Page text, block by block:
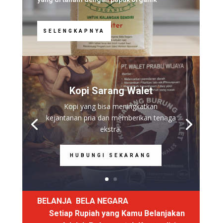
SELENGKAPNYA
Kopi Sarang Walet
Kopi yang bisa meningkatkan
kejantanan pria dan memberikan tenaga
ekstra.
HUBUNGI SEKARANG
BELANJA BELA NEGARA
Setiap Rupiah yang Kamu Belanjakan